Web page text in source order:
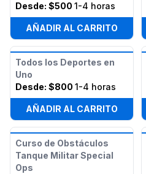
Desde: $500 1-4 horas
AÑADIR AL CARRITO
Todos los Deportes en
Uno
Desde: $800 1-4 horas
AÑADIR AL CARRITO
Curso de Obstáculos
Tanque Militar Special
Ops